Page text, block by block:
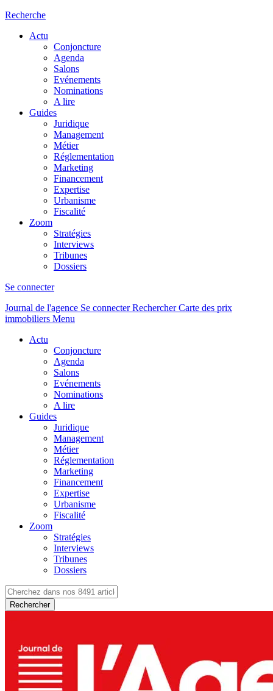
Recherche
Actu
Conjoncture
Agenda
Salons
Evénements
Nominations
A lire
Guides
Juridique
Management
Métier
Réglementation
Marketing
Financement
Expertise
Urbanisme
Fiscalité
Zoom
Stratégies
Interviews
Tribunes
Dossiers
Se connecter
Journal de l'agence Se connecterRechercher Carte des prix
immobiliers Menu
Actu
Conjoncture
Agenda
Salons
Evénements
Nominations
A lire
Guides
Juridique
Management
Métier
Réglementation
Marketing
Financement
Expertise
Urbanisme
Fiscalité
Zoom
Stratégies
Interviews
Tribunes
Dossiers
Rechercher